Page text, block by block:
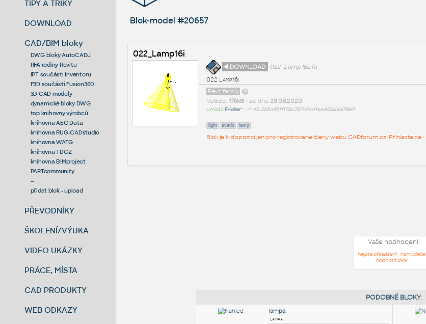
TIPY A TRIKY
DOWNLOAD
CAD/BIM bloky
DWG bloky AutoCADu
RFA rodiny Revitu
IPT součásti Inventoru
F3D součásti Fusion360
3D CAD modely
dynamické bloky DWG
top knihovny výrobců
knihovna AEC Data
knihovna RUG-CADstudio
knihovna WATG
knihovna TDCZ
knihovna BIMproject
PARTcommunity
--
přidat blok - upload
PŘEVODNÍKY
ŠKOLENÍ/VÝUKA
VIDEO UKÁZKY
PRÁCE, MÍSTA
CAD PRODUKTY
WEB ODKAZY
Blok-model #20657
022_Lamp16i
◄ DOWNLOAD
022_Lamp16i.rfa
022 Lamp16i
Revit family
Velikost 176kB• ze dne 29.08.2020
Umístil: FHoller^ • md5: 2b5a85fff78c787c6ed1aed55d4479b0
light svetlo lamp
Blok je k dispozici jen pro registrované členy webu CADforum.cz. Přihlaste se -
Vaše hodnocení:
Nejste přihlášeni - nemůžete
hodnotit blok